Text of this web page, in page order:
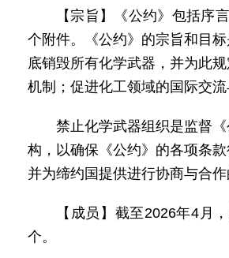
【宗旨】《公约》包括序
个附件。《公约》的宗旨和目
底销毁所有化学武器，并为此
机制；促进化工领域的国际交流
禁止化学武器组织是监督
构，以确保《公约》的各项条款
并为缔约国提供进行协商与合作
【成员】截至2026年4月
个。